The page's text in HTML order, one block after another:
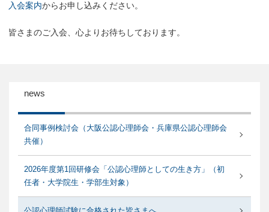
入会案内からお申し込みください。
皆さまのご入会、心よりお待ちしております。
news
合同事例検討会（大阪公認心理師会・兵庫県公認心理師会
共催）
2026年度第1回研修会「公認心理師としての生き方」（初
任者・大学院生・学部生対象）